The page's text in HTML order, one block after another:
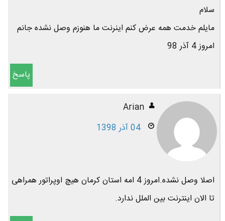
سلام
مایلم خدمت همه عرض کنم اینرنت ما هنوزم وصل نشده جانم
امروز 4 آذر 98
پاسخ
Arian
04 آذر 1398
اصلا وصل نشده.امروز 4 امه استان کرمان هیچ اوپراتور همراهی
تا الان اینترنت بین الملل ندارد.